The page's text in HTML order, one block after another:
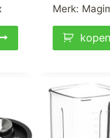
Merk:
kopen